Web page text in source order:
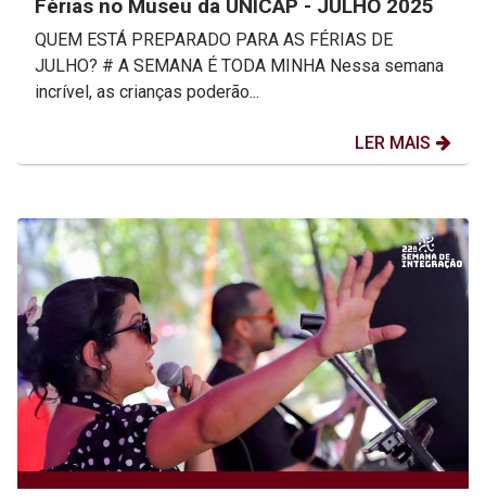
Férias no Museu da UNICAP - JULHO 2025
QUEM ESTÁ PREPARADO PARA AS FÉRIAS DE
JULHO? # A SEMANA É TODA MINHA Nessa semana
incrível, as crianças poderão...
LER MAIS